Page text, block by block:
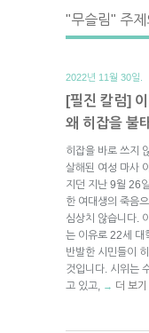
"무슬림" 주제
2022년 11월 30일.
[필진 칼럼]
왜 히잡을 불
히잡을 바로 쓰지
살해된 여성 마사
지던 지난 9월 26
한 여대생의 죽음
심상치 않습니다.
는 이유로 22세 대
반발한 시민들이
것입니다. 시위는
고 있고,
→ 더 보기